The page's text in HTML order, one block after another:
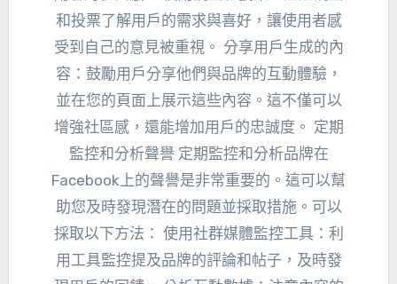
和投票了解用戶的需求與喜好，讓使用者感
受到自己的意見被重視。 分享用戶生成的內
容：鼓勵用戶分享他們與品牌的互動體驗，
並在您的頁面上展示這些內容。這不僅可以
增強社區感，還能增加用戶的忠誠度。 定期
監控和分析聲譽 定期監控和分析品牌在
Facebook上的聲譽是非常重要的。這可以幫
助您及時發現潛在的問題並採取措施。可以
採取以下方法： 使用社群媒體監控工具：利
用工具監控提​​及品牌的評論和帖子，及時發